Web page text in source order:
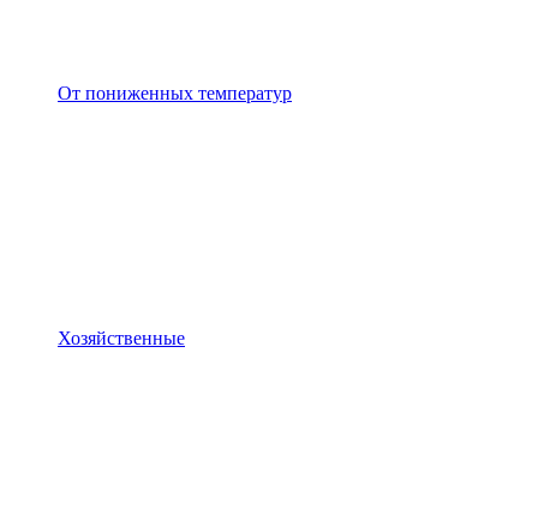
От пониженных температур
Хозяйственные